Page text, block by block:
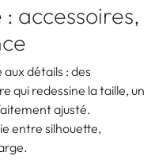
accessoires,
détails : des
qui redessine la taille, un
ajusté.
entre silhouette,